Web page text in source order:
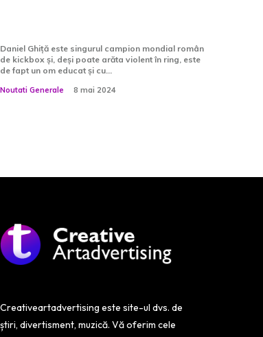
Daniel Ghiță este singurul campion mondial român
de kickbox și, deși poate arăta violent în ring, este
de fapt un om educat și cu...
Noutati Generale 8 mai 2024
Creativeartadvertising este site-ul dvs. de
știri, divertisment, muzică. Vă oferim cele